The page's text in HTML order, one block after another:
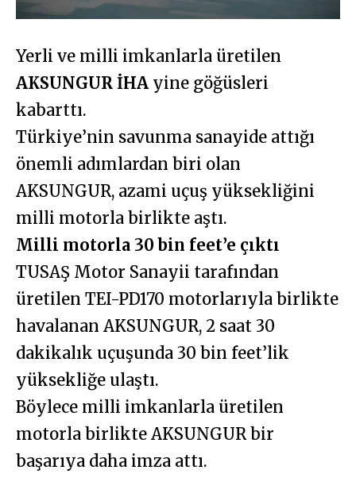
Yerli ve milli imkanlarla üretilen
AKSUNGUR İHA yine göğüsleri
kabarttı.
Türkiye’nin savunma sanayide attığı
önemli adımlardan biri olan
AKSUNGUR, azami uçuş yüksekliğini
milli motorla birlikte aştı.
Milli motorla 30 bin feet’e çıktı
TUSAŞ Motor Sanayii tarafından
üretilen TEI-PD170 motorlarıyla birlikte
havalanan AKSUNGUR, 2 saat 30
dakikalık uçuşunda 30 bin feet’lik
yüksekliğe ulaştı.
Böylece milli imkanlarla üretilen
motorla birlikte AKSUNGUR bir
başarıya daha imza attı.